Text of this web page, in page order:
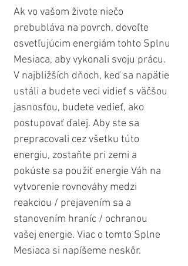
Ak vo vašom živote niečo
prebubláva na povrch, dovoľte
osvetľujúcim energiám tohto Splnu
Mesiaca, aby vykonali svoju prácu.
V najbližších dňoch, keď sa napätie
ustáli a budete veci vidieť s väčšou
jasnosťou, budete vedieť, ako
postupovať ďalej. Aby ste sa
prepracovali cez všetku túto
energiu, zostaňte pri zemi a
pokúste sa použiť energie Váh na
vytvorenie rovnováhy medzi
reakciou / prejavením sa a
stanovením hraníc / ochranou
vašej energie. Viac o tomto Splne
Mesiaca si napíšeme neskôr.